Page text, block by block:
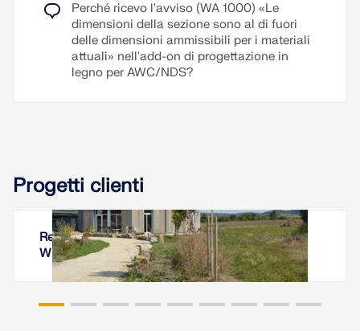
Perché ricevo l'avviso (WA 1000) «Le
dimensioni della sezione sono al di fuori
delle dimensioni ammissibili per i materiali
attuali» nell'add-on di progettazione in
legno per AWC/NDS?
Progetti clienti
Residenziale Torre Tempelhof, Kreßberg, Baden-
Württemberg